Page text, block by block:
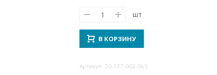
шт
В КОРЗИНУ
Артикул: 20-177-002-065